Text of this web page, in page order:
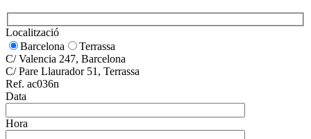
Localització
Barcelona
Terrassa
C/ Valencia 247, Barcelona
C/ Pare Llaurador 51, Terrassa
Ref. ac036n
Data
Hora